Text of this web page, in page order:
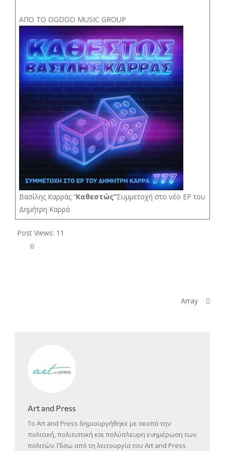
ΑΠΟ ΤΟ OGDOO MUSIC GROUP
Βασίλης Καρράς “Καθεστώς”Συμμετοχή στο νέο EP του
Δημήτρη Καρρά
Post Views: 11
0
Array
Art and Press
Το Art and Press δημιουργήθηκε με σκοπό την
πολιτική, πολιτιστική και πολύπλευρη ενημέρωση των
πολιτών. Πίσω από τη λειτουργία του Art and Press